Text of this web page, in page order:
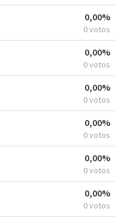
0,00%
0 votos
0,00%
0 votos
0,00%
0 votos
0,00%
0 votos
0,00%
0 votos
0,00%
0 votos